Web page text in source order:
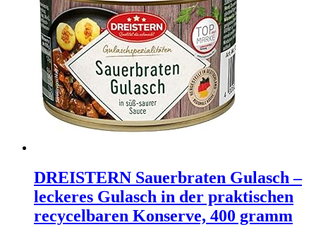
DREISTERN Sauerbraten Gulasch –
leckeres Gulasch in der praktischen
recycelbaren Konserve, 400 gramm